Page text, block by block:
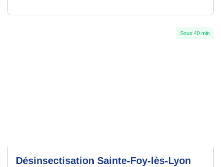
Sous 40 min
Désinsectisation Sainte-Foy-lès-Lyon